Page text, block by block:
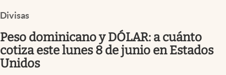
Espiritual
Streaming
Divisas
Peso dominicano y DÓLAR: a cuánto
cotiza este lunes 8 de junio en Estados
Unidos